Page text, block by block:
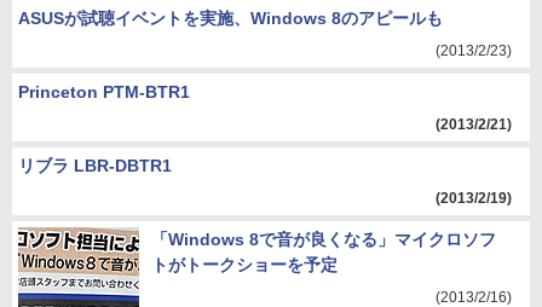
ASUSが試聴イベントを実施、Windows 8のアピールも
(2013/2/23)
Princeton PTM-BTR1
(2013/2/21)
リブラ LBR-DBTR1
(2013/2/19)
「Windows 8で音が良くなる」マイクロソフ
トがトークショーを予定
(2013/2/16)